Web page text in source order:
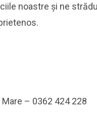
noastre și ne
Mare – 0362 424 228